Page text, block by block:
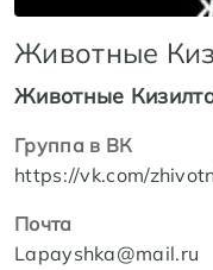
Животные
Животные
Группа в ВК
https://vk.com/
Почта
Lapayshka@mail.ru